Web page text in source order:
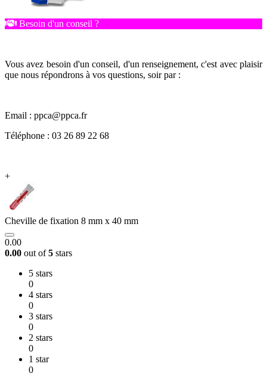
Besoin d'un conseil ?
Vous avez besoin d'un conseil, d'un renseignement, c'est avec plaisir
que nous répondrons à vos questions, soir par :
Email : ppca@ppca.fr
Téléphone : 03 26 89 22 68
+
Cheville de fixation 8 mm x 40 mm
0.00
0.00 out of5 stars
5 stars
0
4 stars
0
3 stars
0
2 stars
0
1 star
0